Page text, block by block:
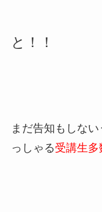
と！！
まだ告知もしな
っしゃる受講生多